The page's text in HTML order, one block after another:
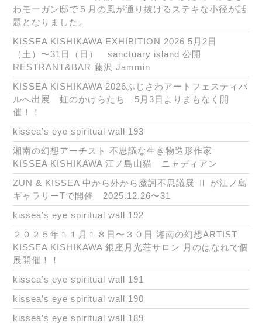
わモーガン邸で５月の風が通り抜けるステキな小径が話
題となりました。
KISSEA KISHIKAWA EXHIBITION 2026 5月2日
（土）〜31日（日） sanctuary island 公開
RESTRANT&BAR 藤沢 Jammin
KISSEA KISHIKAWA 2026ふじさわアートフェスティバ
ルへ出展 虹のかけらたち 5月3日よりまもなく開
催！！
kissea’s eye spiritual wall 193
湘南の幻想アーチスト 不思議な生き物造形作家
KISSEA KISHIKAWA 江ノ島山猫 ニャディアン
ZUN & KISSEA 中から外から魔訶不思議展 Ⅱ が江ノ島
ギャラリーTで開催 2025.12.26〜31
kissea’s eye spiritual wall 192
２０２５年１１月１８日〜３０日 湘南の幻想ARTIST
KISSEA KISHIKAWA 銀座月光荘サロン 月のはなれで個
展開催！！
kissea’s eye spiritual wall 191
kissea’s eye spiritual wall 190
kissea’s eye spiritual wall 189